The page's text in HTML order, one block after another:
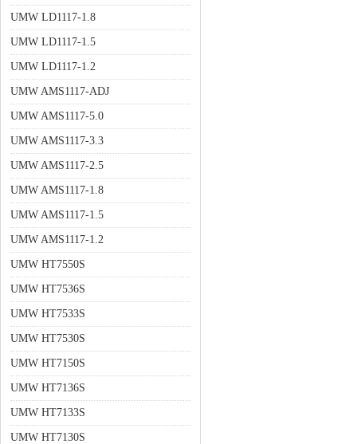
UMW LD1117-1.8
UMW LD1117-1.5
UMW LD1117-1.2
UMW AMS1117-ADJ
UMW AMS1117-5.0
UMW AMS1117-3.3
UMW AMS1117-2.5
UMW AMS1117-1.8
UMW AMS1117-1.5
UMW AMS1117-1.2
UMW HT7550S
UMW HT7536S
UMW HT7533S
UMW HT7530S
UMW HT7150S
UMW HT7136S
UMW HT7133S
UMW HT7130S